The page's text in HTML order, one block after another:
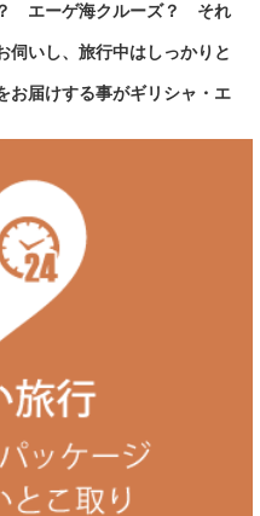
エーゲ海クルーズ？ それ
伺いし、旅行中はしっかりと
お届けする事がギリシャ・エ